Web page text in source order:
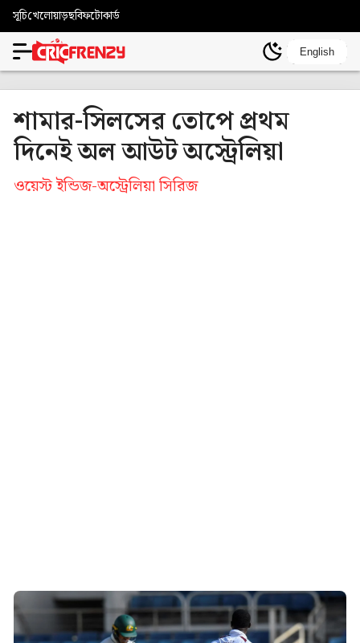
সূচিখেলোয়াড়ছবিফটোকার্ড
English
শামার-সিলসের তোপে প্রথম
দিনেই অল আউট অস্ট্রেলিয়া
ওয়েস্ট ইন্ডিজ-অস্ট্রেলিয়া সিরিজ